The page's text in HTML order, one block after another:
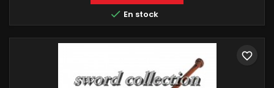
 En stock
favorite_border